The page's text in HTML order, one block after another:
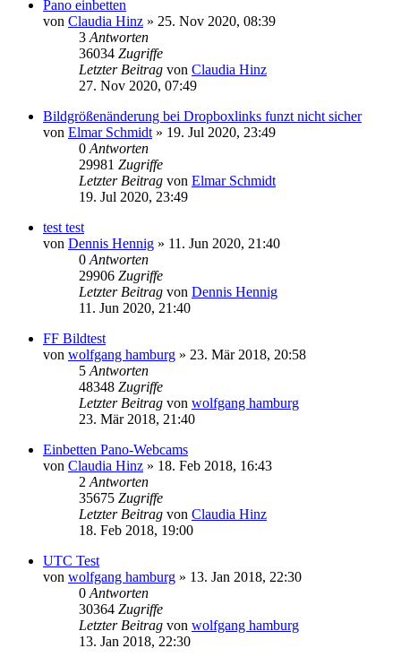
Pano einbetten
von Claudia Hinz » 25. Nov 2020, 08:39
3 Antworten
36034 Zugriffe
Letzter Beitrag von Claudia Hinz
27. Nov 2020, 07:49
Bildgrößenänderung bei Dropboxlinks funzt nicht sicher
von Elmar Schmidt » 19. Jul 2020, 23:49
0 Antworten
29981 Zugriffe
Letzter Beitrag von Elmar Schmidt
19. Jul 2020, 23:49
test test
von Dennis Hennig » 11. Jun 2020, 21:40
0 Antworten
29906 Zugriffe
Letzter Beitrag von Dennis Hennig
11. Jun 2020, 21:40
FF Bildtest
von wolfgang hamburg » 23. Mär 2018, 20:58
5 Antworten
48348 Zugriffe
Letzter Beitrag von wolfgang hamburg
23. Mär 2018, 21:40
Einbetten Pano-Webcams
von Claudia Hinz » 18. Feb 2018, 16:43
2 Antworten
35675 Zugriffe
Letzter Beitrag von Claudia Hinz
18. Feb 2018, 19:00
UTC Test
von wolfgang hamburg » 13. Jan 2018, 22:30
0 Antworten
30364 Zugriffe
Letzter Beitrag von wolfgang hamburg
13. Jan 2018, 22:30